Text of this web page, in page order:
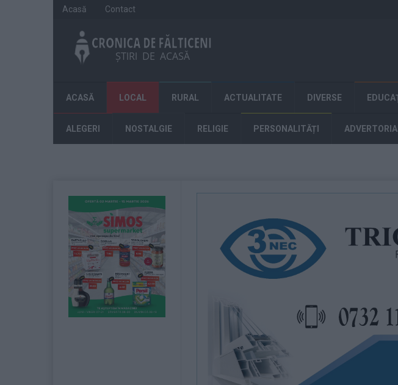
Acasă Contact
ACASĂ LOCAL RURAL ACTUALITATE DIVERSE
ALEGERI NOSTALGIE RELIGIE PERSONALITĂȚI